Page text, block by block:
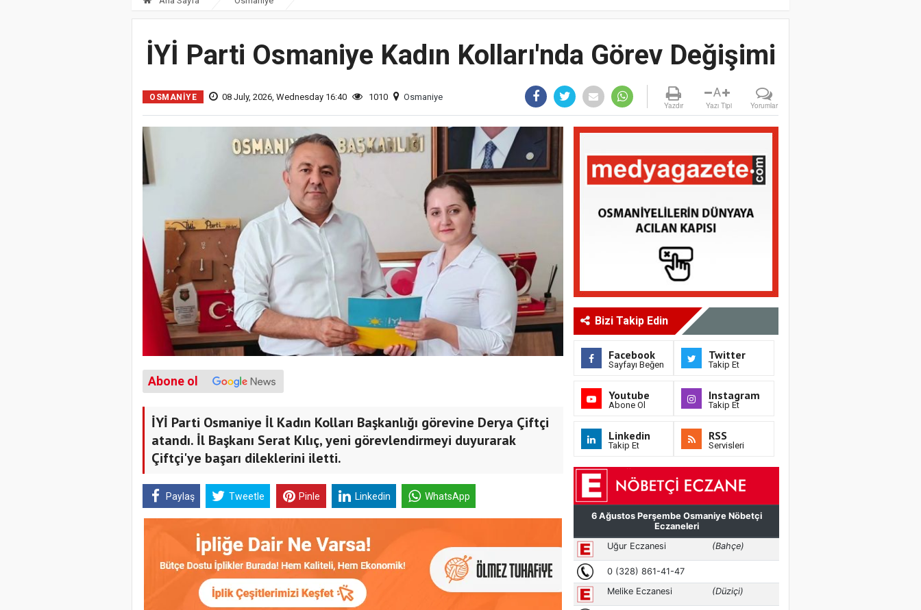
İYİ Parti Osmaniye Kadın Kolları'nda Görev Değişimi
OSMANIYE 08 July, 2026, Wednesday 16:40 1010 Osmaniye
Yazdır
A
Yazı Tipi Yorumlar
Abone ol
İYİ Parti Osmaniye İl Kadın Kolları Başkanlığı görevine Derya Çiftçi
atandı. İl Başkanı Serat Kılıç, yeni görevlendirmeyi duyurarak
Çiftçi'ye başarı dileklerini iletti.
Paylaş Tweetle Pinle Linkedin WhatsApp
Bizi Takip Edin
Facebook
Sayfayı Beğen
Twitter
Takip Et
Youtube
Abone Ol
Instagram
Takip Et
Linkedin
Takip Et
RSS
Servisleri